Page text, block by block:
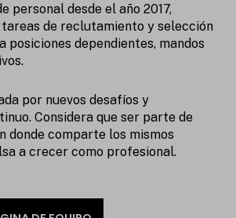
personal desde el año 2017,
tareas de reclutamiento y selección
posiciones dependientes, mandos
por nuevos desafíos y
Considera que ser parte de
donde comparte los mismos
a crecer como profesional.